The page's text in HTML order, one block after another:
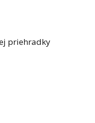
priehradky